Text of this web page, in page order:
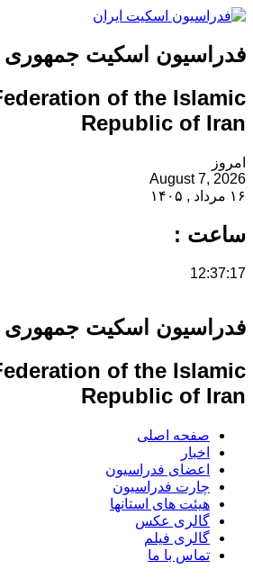
فدراسیون اسکیت جمهوری
of the Islamic
Republic of Iran
امروز
August 7, 2026
۱۶ مرداد , ۱۴۰۵
ساعت :
12:37:18
فدراسیون اسکیت جمهوری
of the Islamic
Republic of Iran
صفحه اصلی
اخبار
اعضای فدراسیون
چارت فدراسیون
هیئت های استانها
گالری عکس
گالری فیلم
تماس با ما